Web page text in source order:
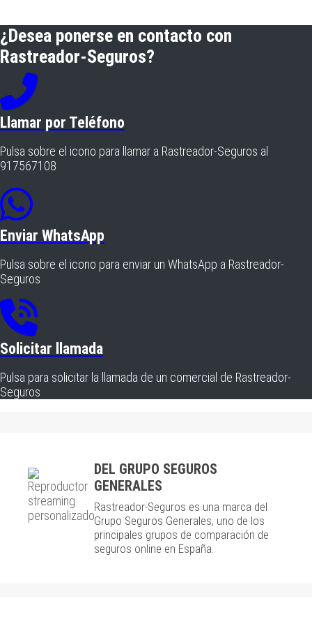
¿Desea ponerse en contacto con
Rastreador-Seguros?
Llamar por Teléfono
Pulsa sobre el icono para llamar a Rastreador-Seguros al
917567108
Enviar WhatsApp
Pulsa sobre el icono para enviar un WhatsApp a Rastreador-
Seguros
Solicitar llamada
Pulsa para solicitar la llamada de un comercial de Rastreador-
Seguros
DEL GRUPO SEGUROS
GENERALES
Rastreador-Seguros es una marca del
Grupo Seguros Generales, uno de los
principales grupos de comparación de
seguros online en España.